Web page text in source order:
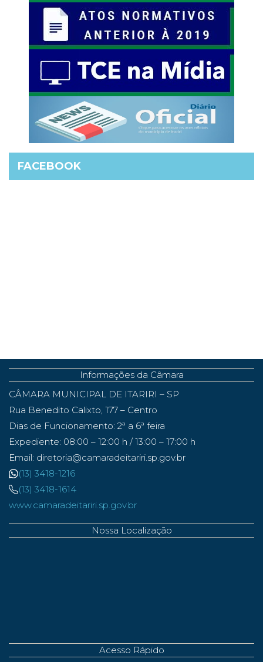
FACEBOOK
Informações da Câmara
CÂMARA MUNICIPAL DE ITARIRI – SP
Rua Benedito Calixto, 177 – Centro
Dias de Funcionamento: 2ª a 6ª feira
Expediente: 08:00 – 12:00 h / 13:00 – 17:00 h
Email: diretoria@camaradeitariri.sp.gov.br
(13) 3418-1216
(13) 3418-1614
www.camaradeitariri.sp.gov.br
Nossa Localização
Acesso Rápido